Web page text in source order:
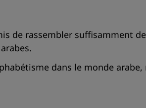
de rassembler suffisamment
dans le monde